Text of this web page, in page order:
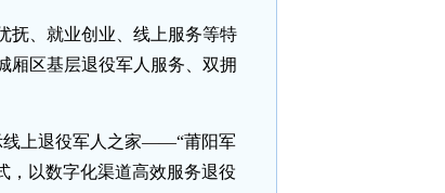
抚、就业创业、线上服务等特
厢区基层退役军人服务、双拥
线上退役军人之家——“莆阳军
，以数字化渠道高效服务退役